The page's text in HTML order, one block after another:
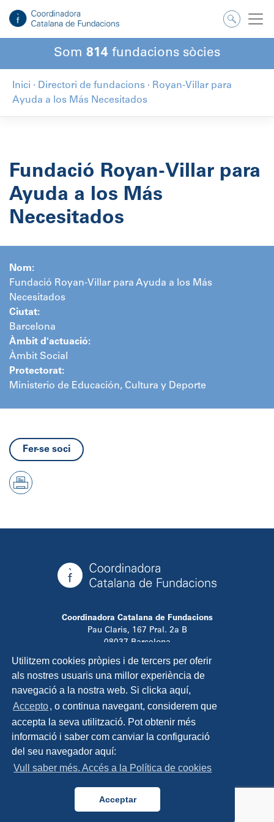
Utilitzem cookies pròpies i de tercers per oferir
als nostres usuaris una millor experiència de
navegació a la nostra web. Si clicka aquí,
Accepto, o continua navegant, considerem que
accepta la seva utilització. Pot obtenir més
informació i saber com canviar la configuració
del seu navegador aquí:
Vull saber més. Accés a la Política de cookies
Acceptar
contingut
Som 814 fundacions sòcies
Inici · Directori de fundacions · Royan-Villar para
Ayuda a los Más Necesitados
Fundació Royan-Villar para
Ayuda a los Más
Necesitados
Nom:
Fundació Royan-Villar para Ayuda a los Más
Necesitados
Ciutat:
Barcelona
Àmbit d'actuació:
Àmbit Social
Protectorat:
Ministerio de Educación, Cultura y Deporte
Fer-se soci
Coordinadora Catalana de Fundacions
Pau Claris, 167 Pral. 2a B
08037 Barcelona
T. 934 881 480
info@ccfundacions.cat
Contacta
Política de privadesa
Política de cookies